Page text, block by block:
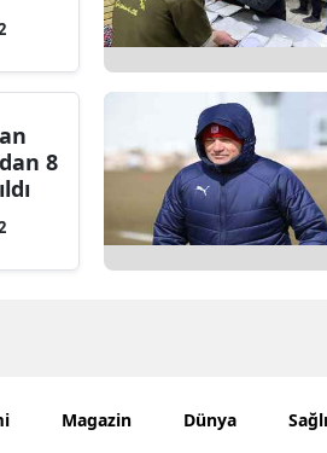
8
Magazin Dünya